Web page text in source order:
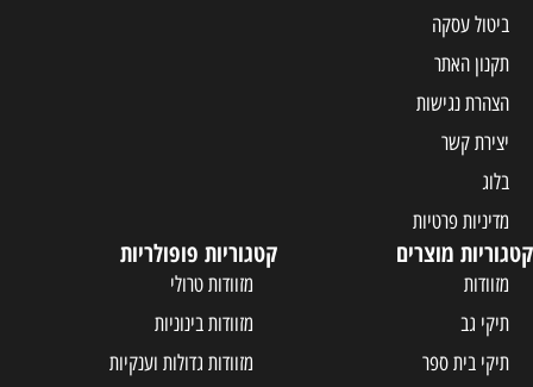
ביטול עסקה
תקנון האתר
הצהרת נגישות
יצירת קשר
בלוג
מדיניות פרטיות
קטגוריות מוצרים
מזוודות
תיקי גב
תיקי בית ספר
קטגוריות פופולריות
מזוודות טרולי
מזוודות בינוניות
מזוודות גדולות וענקיות